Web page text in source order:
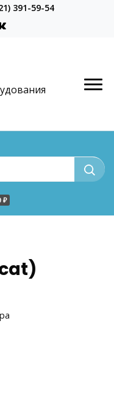
391-59-54
₽